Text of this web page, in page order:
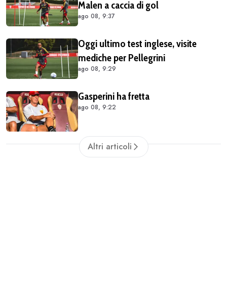
Malen a caccia di gol
ago 08, 9:37
Oggi ultimo test inglese, visite
mediche per Pellegrini
ago 08, 9:29
Gasperini ha fretta
ago 08, 9:22
Altri articoli